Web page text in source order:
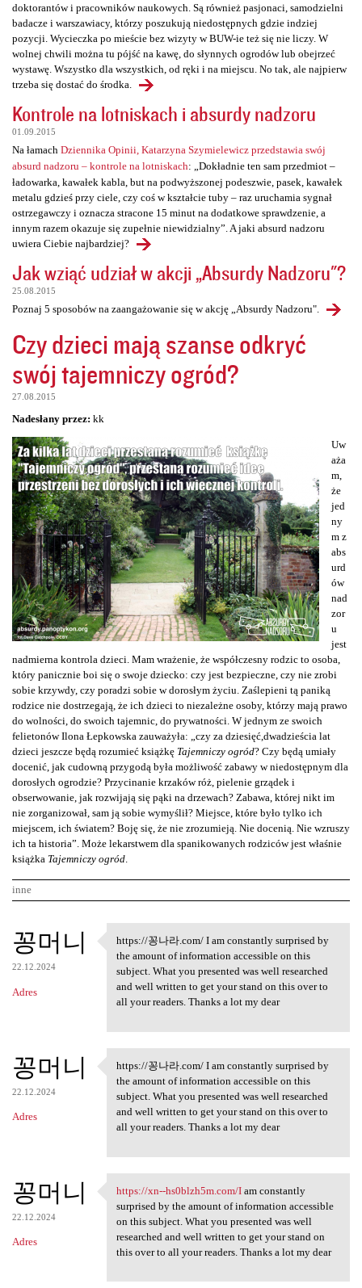
doktorantów i pracowników naukowych. Są również pasjonaci, samodzielni
badacze i warszawiacy, którzy poszukują niedostępnych gdzie indziej
pozycji. Wycieczka po mieście bez wizyty w BUW-ie też się nie liczy. W
wolnej chwili można tu pójść na kawę, do słynnych ogrodów lub obejrzeć
wystawę. Wszystko dla wszystkich, od ręki i na miejscu. No tak, ale najpierw
trzeba się dostać do środka.
Kontrole na lotniskach i absurdy nadzoru
01.09.2015
Na łamach Dziennika Opinii, Katarzyna Szymielewicz przedstawia swój
absurd nadzoru – kontrole na lotniskach: „Dokładnie ten sam przedmiot –
ładowarka, kawałek kabla, but na podwyższonej podeszwie, pasek, kawałek
metalu gdzieś przy ciele, czy coś w kształcie tuby – raz uruchamia sygnał
ostrzegawczy i oznacza stracone 15 minut na dodatkowe sprawdzenie, a
innym razem okazuje się zupełnie niewidzialny”. A jaki absurd nadzoru
uwiera Ciebie najbardziej?
Jak wziąć udział w akcji „Absurdy Nadzoru"?
25.08.2015
Poznaj 5 sposobów na zaangażowanie się w akcję „Absurdy Nadzoru".
Czy dzieci mają szanse odkryć
swój tajemniczy ogród?
27.08.2015
Nadesłany przez: kk
Uw
aża
m,
że
jed
ny
m z
abs
urd
ów
nad
zor
u
jest
nadmierna kontrola dzieci. Mam wrażenie, że współczesny rodzic to osoba,
który panicznie boi się o swoje dziecko: czy jest bezpieczne, czy nie zrobi
sobie krzywdy, czy poradzi sobie w dorosłym życiu. Zaślepieni tą paniką
rodzice nie dostrzegają, że ich dzieci to niezależne osoby, którzy mają prawo
do wolności, do swoich tajemnic, do prywatności. W jednym ze swoich
felietonów Ilona Łepkowska zauważyła: „czy za dziesięć,dwadzieścia lat
dzieci jeszcze będą rozumieć książkę Tajemniczy ogród? Czy będą umiały
docenić, jak cudowną przygodą była możliwość zabawy w niedostępnym dla
dorosłych ogrodzie? Przycinanie krzaków róż, pielenie grządek i
obserwowanie, jak rozwijają się pąki na drzewach? Zabawa, której nikt im
nie zorganizował, sam ją sobie wymyślił? Miejsce, które było tylko ich
miejscem, ich światem? Boję się, że nie zrozumieją. Nie docenią. Nie wzruszy
ich ta historia”. Może lekarstwem dla spanikowanych rodziców jest właśnie
książka Tajemniczy ogród.
inne
K
o
m
e
a
r
z
꽁머니
22.12.2024
Adres
https://꽁나라.com/ I am
https://꽁나라.com/ I am constantly surprised by
the amount of information accessible on this
subject. What you presented was well researched
and well written to get your stand on this over to
all your readers. Thanks a lot my dear
꽁머니
22.12.2024
Adres
https://꽁나라.com/ I am
https://꽁나라.com/ I am constantly surprised by
the amount of information accessible on this
subject. What you presented was well researched
and well written to get your stand on this over to
all your readers. Thanks a lot my dear
꽁머니
22.12.2024
Adres
https://xn--hs0blzh5m.com/I
https://xn--hs0blzh5m.com/Iam constantly
surprised by the amount of information accessible
on this subject. What you presented was well
researched and well written to get your stand on
this over to all your readers. Thanks a lot my dear